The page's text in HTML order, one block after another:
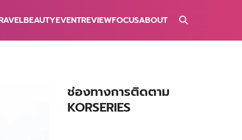
BEAUTYEVENTREVIEWFOCUSABOUT
ช่องทางการติดตาม
KORSERIES